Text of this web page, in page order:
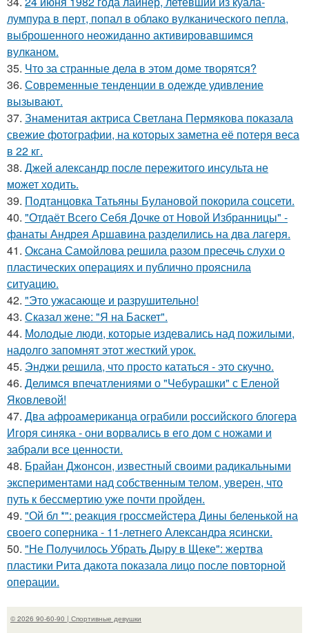
лумпура в перт, попал в облако вулканического пепла,
выброшенного неожиданно активировавшимся
вулканом.
35. Что за странные дела в этом доме творятся?
36. Современные тенденции в одежде удивление
вызывают.
37. Знаменитая актриса Светлана Пермякова показала
свежие фотографии, на которых заметна её потеря веса
в 22 кг.
38. Джей александр после пережитого инсульта не
может ходить.
39. Подтанцовка Татьяны Булановой покорила соцсети.
40. "Отдаёт Всего Себя Дочке от Новой Избранницы" -
фанаты Андрея Аршавина разделились на два лагеря.
41. Оксана Самойлова решила разом пресечь слухи о
пластических операциях и публично прояснила
ситуацию.
42. "Это ужасающе и разрушительно!
43. Сказал жене: "Я на Баскет".
44. Молодые люди, которые издевались над пожилыми,
надолго запомнят этот жесткий урок.
45. Энджи решила, что просто кататься - это скучно.
46. Делимся впечатлениями о "Чебурашки" с Еленой
Яковлевой!
47. Два афроамериканца ограбили российского блогера
Игоря синяка - они ворвались в его дом с ножами и
забрали все ценности.
48. Брайан Джонсон, известный своими радикальными
экспериментами над собственным телом, уверен, что
путь к бессмертию уже почти пройден.
49. "Ой бл *": реакция гроссмейстера Дины беленькой на
своего соперника - 11-летнего Александра ясински.
50. "Не Получилось Убрать Дыру в Щеке": жертва
пластики Рита дакота показала лицо после повторной
операции.
© 2026 90-60-90 | Спортивные девушки